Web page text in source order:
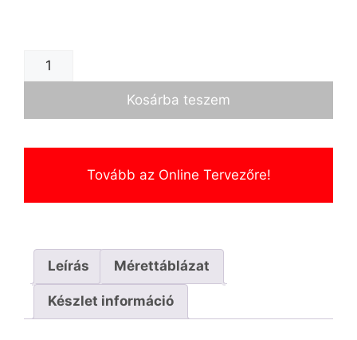
Kosárba teszem
Tovább az Online Tervezőre!
Leírás Mérettáblázat
Készlet információ